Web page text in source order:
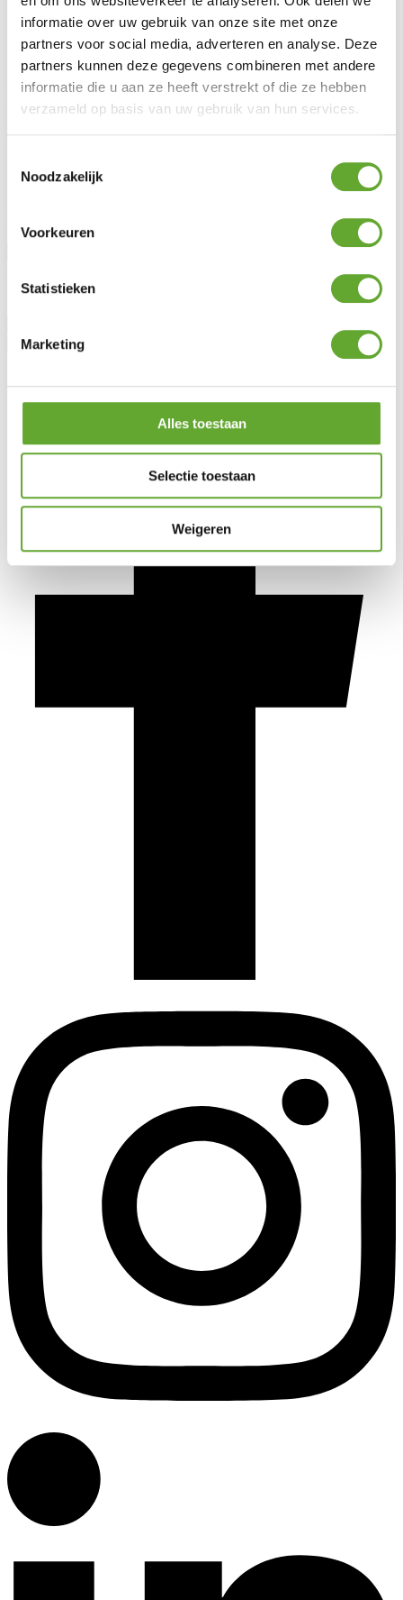
informatie over uw gebruik van onze site met onze
partners voor social media, adverteren en analyse. Deze
partners kunnen deze gegevens combineren met andere
informatie die u aan ze heeft verstrekt of die ze hebben
verzameld op basis van uw gebruik van hun services.
Noodzakelijk
Voorkeuren
Statistieken
Marketing
Alles toestaan
Selectie toestaan
Weigeren
FAQ
Entretien & garantie
Demander des conseils
Jobs
Prénom